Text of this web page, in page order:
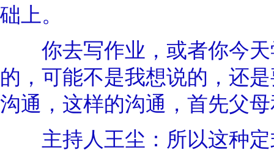
础上。
你去写作业，或者你今天
的，可能不是我想说的，还
沟通，这样的沟通，首先父
主持人王尘：所以这种定